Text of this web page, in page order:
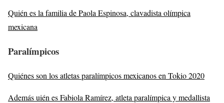
Quién es la familia de Paola Espinosa, clavadista olímpica
mexicana
Paralímpicos
Quiénes son los atletas paralímpicos mexicanos en Tokio 2020
Además uién es Fabiola Ramírez, atleta paralímpica y medallista